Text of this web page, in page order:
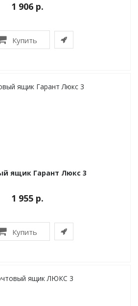
1 906 р.
Купить
ящик Гарант Люкс 3
1 955 р.
Купить